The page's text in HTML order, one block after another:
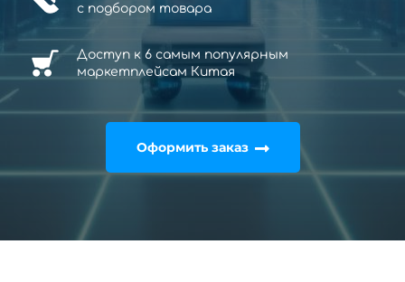
с подбором товара
Доступ к 6 самым популярным
маркетплейсам Китая
Оформить заказ